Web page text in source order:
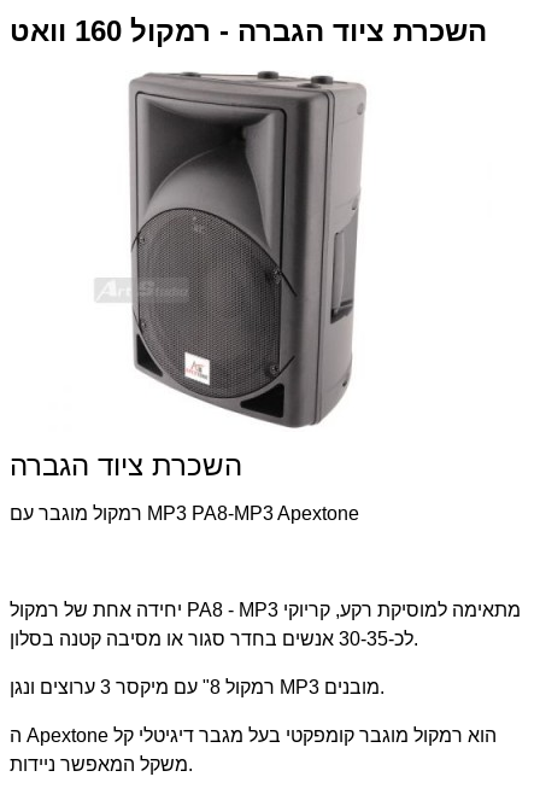
השכרת ציוד הגברה - רמקול 160 וואט
רמקול מוגבר עם MP3 PA8-MP3 Apextone
יחידה אחת של רמקול PA8 - MP3 מתאימה למוסיקת רקע, קריוקי
לכ-30-35 אנשים בחדר סגור או מסיבה קטנה בסלון.
רמקול 8" עם מיקסר 3 ערוצים ונגן MP3 מובנים.
ה Apextone הוא רמקול מוגבר קומפקטי בעל מגבר דיגיטלי קל
משקל המאפשר ניידות.